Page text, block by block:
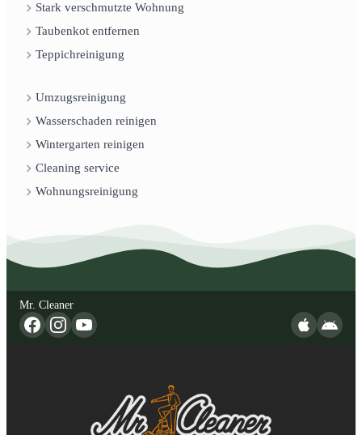
Stark verschmutzte Wohnung
Taubenkot entfernen
Teppichreinigung
Umzugsreinigung
Wasserschaden reinigen
Wintergarten reinigen
Cleaning service
Wohnungsreinigung
Mr. Cleaner